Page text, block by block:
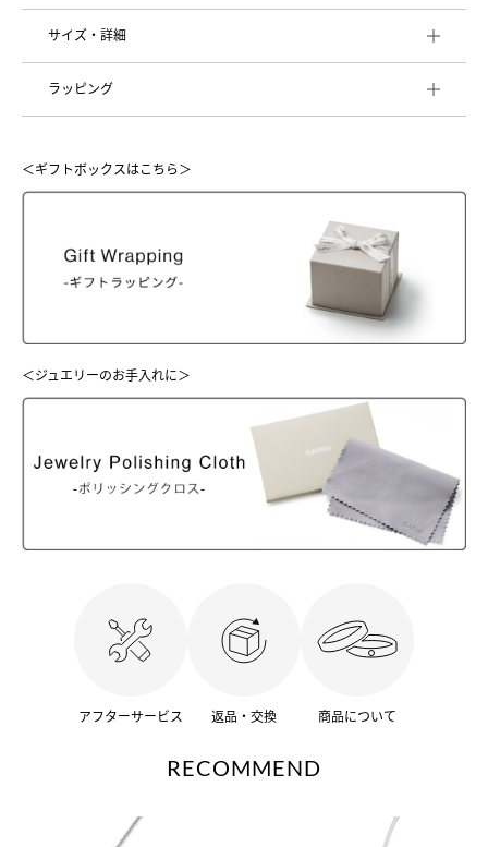
サイズ・詳細
ラッピング
＜ギフトボックスはこちら＞
＜ジュエリーのお手入れに＞
アフターサービス 返品・交換 商品について
RECOMMEND